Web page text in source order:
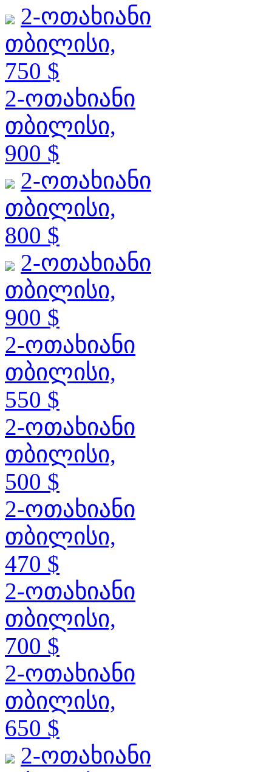
2-ოთახიანი
თბილისი,
750 $
2-ოთახიანი
თბილისი,
900 $
2-ოთახიანი
თბილისი,
800 $
2-ოთახიანი
თბილისი,
900 $
2-ოთახიანი
თბილისი,
550 $
2-ოთახიანი
თბილისი,
500 $
2-ოთახიანი
თბილისი,
470 $
2-ოთახიანი
თბილისი,
700 $
2-ოთახიანი
თბილისი,
650 $
2-ოთახიანი